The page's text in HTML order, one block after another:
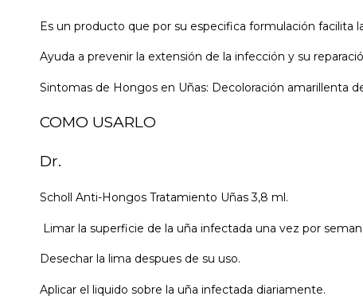
Es un producto que por su especifica formulación facilita
Ayuda a prevenir la extensión de la infección y su
Sintomas de Hongos en Uñas: Decoloración amarillenta
COMO USARLO
Dr.
Scholl Anti-Hongos Tratamiento Uñas 3,8 ml.
Limar la superficie de la uña infectada una vez por
Desechar la lima despues de su uso.
Aplicar el liquido sobre la uña infectada diariamente.